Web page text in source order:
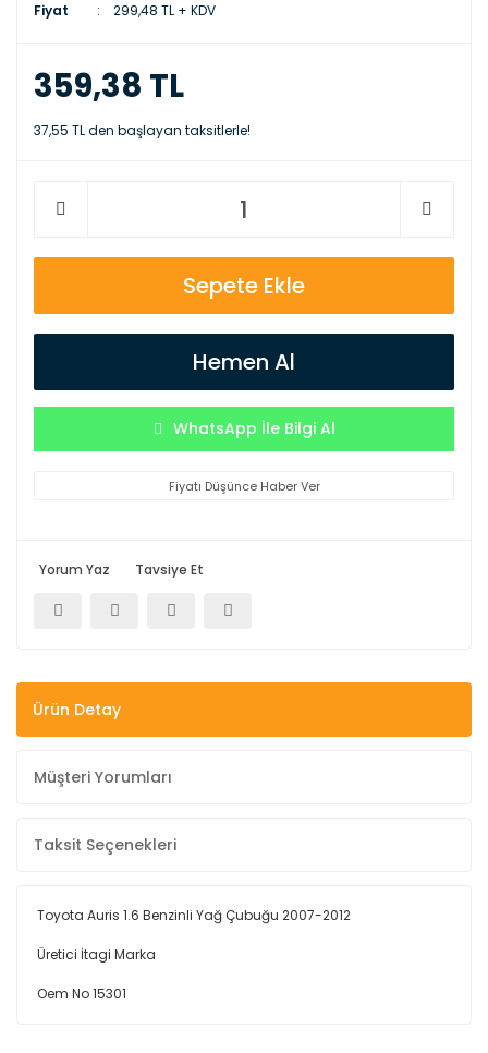
Fiyat 299,48 TL + KDV
359,38 TL
37,55 TL den başlayan taksitlerle!
Sepete Ekle
Hemen Al
WhatsApp İle Bilgi Al
Fiyatı Düşünce Haber Ver
Yorum Yaz Tavsiye Et
Ürün Detay
Müşteri Yorumları
Taksit Seçenekleri
Toyota Auris 1.6 Benzinli Yağ Çubuğu 2007-2012
Üretici İtagi Marka
Oem No 15301